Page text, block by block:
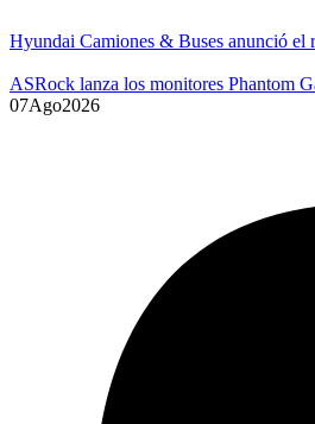
Hyundai Camiones & Buses anunció el
ASRock lanza los monitores Phantom
07Ago2026